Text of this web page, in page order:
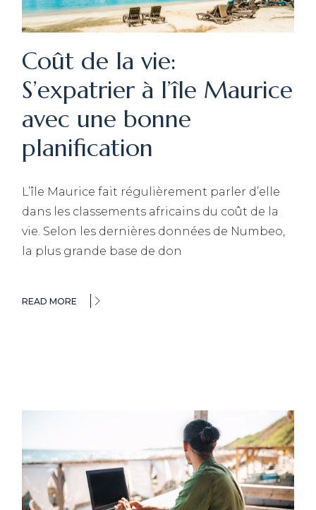
Coût de la vie:
S’expatrier à l’île Maurice
avec une bonne
planification
L’île Maurice fait régulièrement parler d’elle
dans les classements africains du coût de la
vie. Selon les dernières données de Numbeo,
la plus grande base de don
READ MORE